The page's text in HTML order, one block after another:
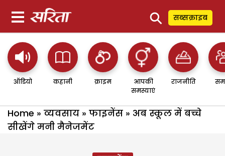
⚲ सब्सक्राइब
ऑडियो कहानी क्राइम
आपकी
समस्याएं
राजनीति
Home » व्यवसाय » फाइनेंस » अब स्कूल में बच्चे
सीखेंगे मनी मैनेजमेंट